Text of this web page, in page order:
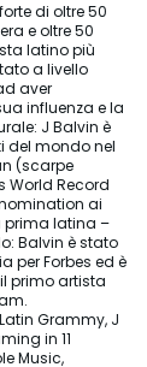
di oltre 50
e oltre 50
latino più
a livello
aver
influenza e la
J Balvin è
del mondo nel
(scarpe
World Record
ai
prima latina –
Balvin è stato
per Forbes ed è
primo artista
Grammy, J
in 11
Music,